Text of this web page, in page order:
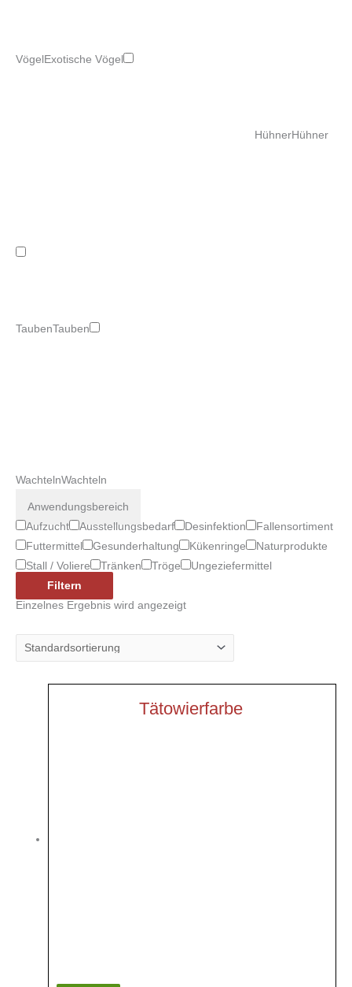
Vögel Exotische Vögel
HühnerHühner
TaubenTauben
WachtelnWachteln
Anwendungsbereich
Aufzucht
Ausstellungsbedarf Desinfektion
Fallensortiment
Futtermittel
Gesunderhaltung Kükenringe
Naturprodukte
Stall / Voliere
Tränken Tröge
Ungeziefermittel
Filtern
Einzelnes Ergebnis wird angezeigt
Tätowierfarbe